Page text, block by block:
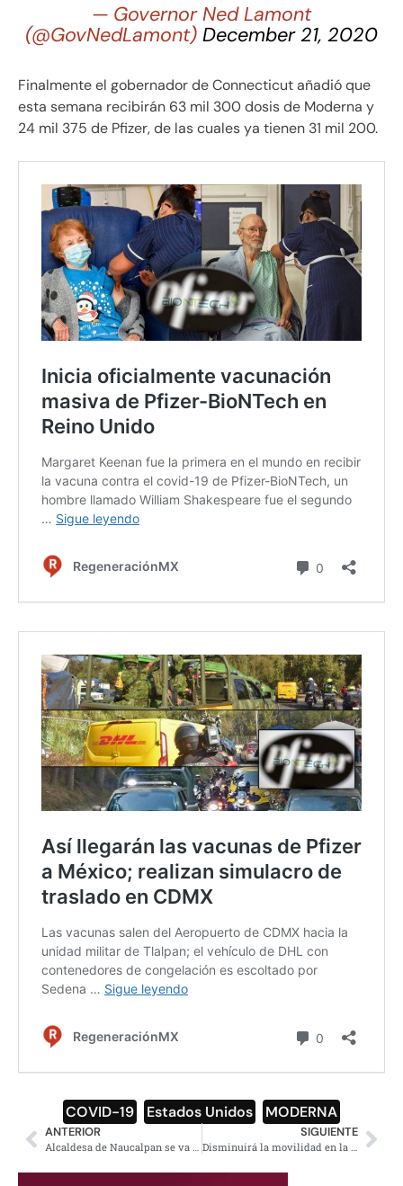
— Governor Ned Lamont
(@GovNedLamont) December 21, 2020
Finalmente el gobernador de Connecticut añadió que
esta semana recibirán 63 mil 300 dosis de Moderna y
24 mil 375 de Pfizer, de las cuales ya tienen 31 mil 200.
COVID-19 Estados Unidos MODERNA
ANTERIOR
Alcaldesa de Naucalpan se va a Morelos a casar en plena pandemia
SIGUIENTE
Disminuirá la movilidad en la CDMX ante semáforo rojo: Sheinbaum